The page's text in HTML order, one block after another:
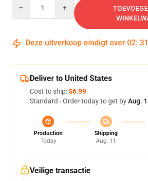
Deze uitverkoop eindigt over 02: 31
Deliver to United States
Cost to ship:$6.99
Standard - Order today to get byAug.
Production
Today
Shipping
Aug. 11
Veilige transactie